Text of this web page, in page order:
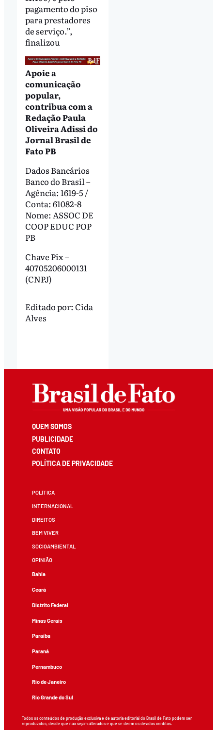
pagamento do piso
para prestadores
de serviço.”,
finalizou
Apoie a
comunicação
popular,
contribua com a
Redação Paula
Oliveira Adissi do
Jornal Brasil de
Fato PB
Dados Bancários
Banco do Brasil –
Agência: 1619-5 /
Conta: 61082-8
Nome: ASSOC DE
COOP EDUC POP
PB
Chave Pix –
40705206000131
(CNPJ)
Editado por: Cida
Alves
QUEM SOMOS
PUBLICIDADE
CONTATO
POLÍTICA DE PRIVACIDADE
POLÍTICA
INTERNACIONAL
DIREITOS
BEM VIVER
SOCIOAMBIENTAL
OPINIÃO
Bahia
Ceará
Distrito Federal
Minas Gerais
Paraíba
Paraná
Pernambuco
Rio de Janeiro
Rio Grande do Sul
Todos os conteúdos de produção exclusiva e de autoria editorial do Brasil de Fato podem ser
reproduzidos, desde que não sejam alterados e que se deem os devidos créditos.